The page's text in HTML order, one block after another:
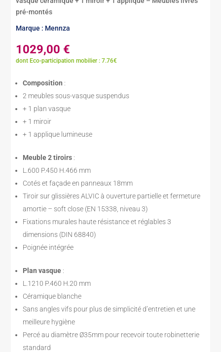
pré-montés
Marque : Mennza
1029,00 €
dont Eco-participation mobilier : 7.76€
Composition :
2 meubles sous-vasque suspendus
+ 1 plan vasque
+ 1 miroir
+ 1 applique lumineuse
Meuble 2 tiroirs :
L.600 P.450 H.466 mm
Cotés et façade en panneaux 18mm
Tiroir sur glissières ALVIC à ouverture partielle et fermeture
amortie – soft close (EN 15338, niveau 3)
Fixations murales haute résistance et réglables 3
dimensions (DIN 68840)
Poignée intégrée
Plan vasque :
L.1210 P.460 H.20 mm
Céramique blanche
Sans angles vifs pour plus de simplicité d’entretien et une
meilleure hygiène
Percé au diamètre Ø35mm pour recevoir toute robinetterie
standard